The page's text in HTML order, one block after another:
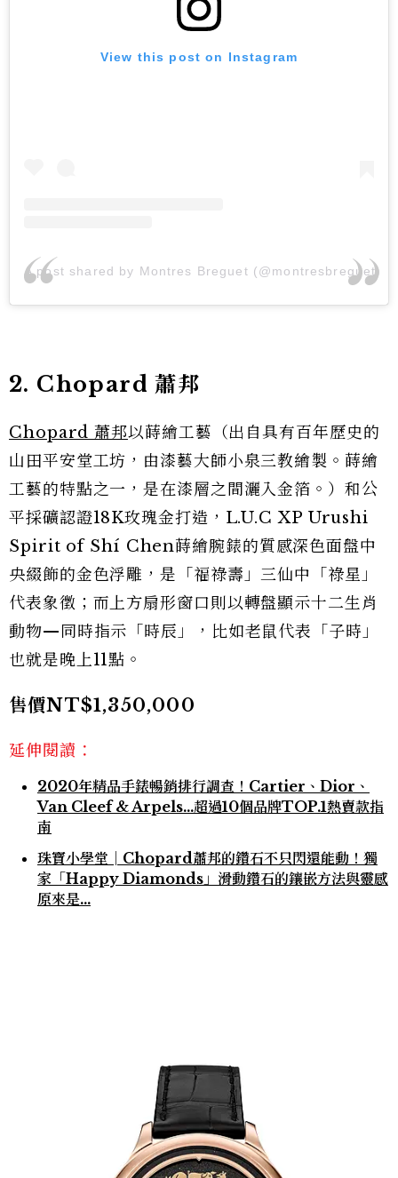
View this post on Instagram
A post shared by Montres Breguet (@montresbreguet)
2. Chopard 蕭邦
Chopard 蕭邦以蒔繪工藝（出自具有百年歷史的
山田平安堂工坊，由漆藝大師小泉三教繪製。蒔繪
工藝的特點之一，是在漆層之間灑入金箔。）和公
平採礦認證18K玫瑰金打造，L.U.C XP Urushi
Spirit of Shí Chen蒔繪腕錶的質感深色面盤中
央綴飾的金色浮雕，是「福祿壽」三仙中「祿星」
代表象徵；而上方扇形窗口則以轉盤顯示十二生肖
動物—同時指示「時辰」，比如老鼠代表「子時」
也就是晚上11點。
售價NT$1,350,000
延伸閱讀：
2020年精品手錶暢銷排行調查！Cartier、Dior、
Van Cleef & Arpels…超過10個品牌TOP.1熱賣款指
南
珠寶小學堂│Chopard蕭邦的鑽石不只閃還能動！獨
家「Happy Diamonds」滑動鑽石的鑲嵌方法與靈感
原來是...